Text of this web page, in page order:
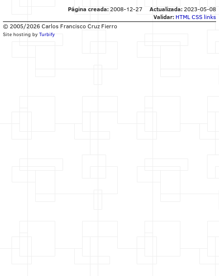
Página creada: 2008-12-27 Actualizada: 2023-05-08
Validar: HTML CSS links
© 2005/2026 Carlos Francisco Cruz Fierro
Site hosting by Turbify